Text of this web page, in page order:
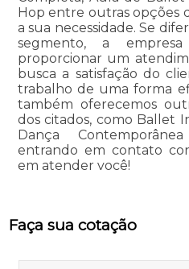
Hop entre outras opções
a sua necessidade. Se
segmento, a
proporcionar um
busca a satisfação do
trabalho de uma forma
também oferecemos
dos citados, como Ballet
Dança
entrando em contato
em atender você!
Faça sua cotação